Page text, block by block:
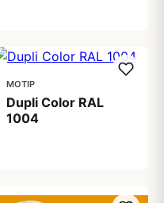
MOTIP
Dupli Color RAL
1004